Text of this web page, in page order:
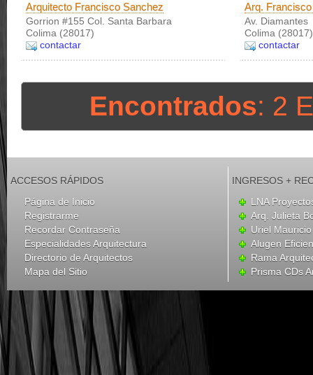
Arquitecto Francisco Sanchez
Gorrion #155 Col. Santa Barbara
Colima (28017)
contactar
Arq.
Av. Diamantes
Colima (28017)
contactar
Encontrados: 2
ACCESOS RÁPIDOS
Página de Inicio
Registrarme
Recordar Contraseña
Especialidades Arquitectura
Directorio de Arquitectos
Mapa del Sitio
INGRESOS +
LNA
Arq. Julieta
Uriel
Alugen
Rama
Prisma CDs